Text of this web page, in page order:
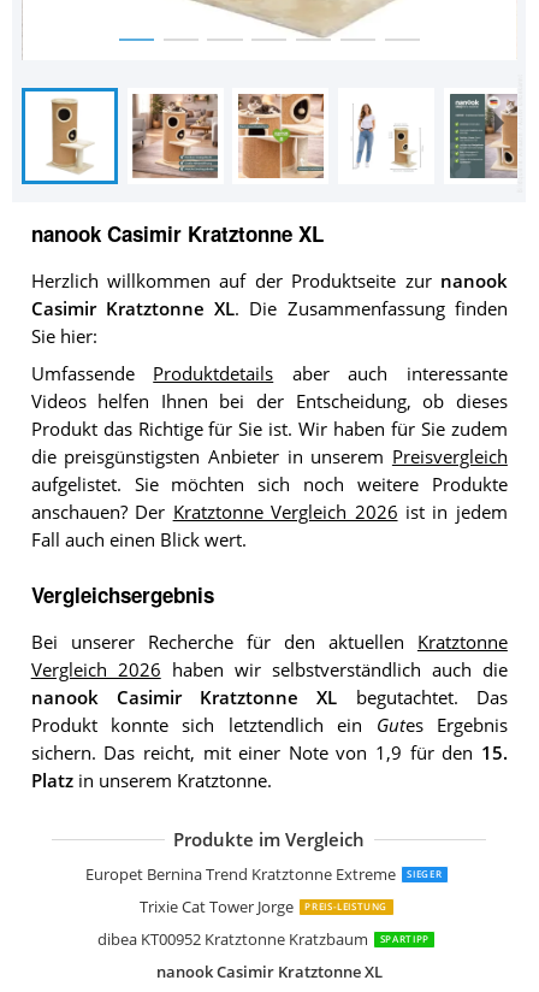
nanook Casimir Kratztonne XL
Herzlich willkommen auf der Produktseite zur nanook
Casimir Kratztonne XL. Die Zusammenfassung finden
Sie hier:
Umfassende Produktdetails aber auch interessante
Videos helfen Ihnen bei der Entscheidung, ob dieses
Produkt das Richtige für Sie ist. Wir haben für Sie zudem
die preisgünstigsten Anbieter in unserem Preisvergleich
aufgelistet. Sie möchten sich noch weitere Produkte
anschauen? Der Kratztonne Vergleich 2026 ist in jedem
Fall auch einen Blick wert.
Vergleichsergebnis
Bei unserer Recherche für den aktuellen Kratztonne
Vergleich 2026 haben wir selbstverständlich auch die
nanook Casimir Kratztonne XL begutachtet. Das
Produkt konnte sich letztendlich ein Gutes Ergebnis
sichern. Das reicht, mit einer Note von 1,9 für den 15.
Platzin unserem Kratztonne.
Produkte im Vergleich
Europet Bernina Trend Kratztonne Extreme SIEGER
Trixie Cat Tower Jorge PREIS-LEISTUNG
dibea KT00952 Kratztonne Kratzbaum SPARTIPP
nanook Casimir Kratztonne XL
dibea Kratztonne KT00912
nanook Kratztonne Amigo
AK for Pets Trend Kratztonne Extreme
Nobby Kratzbaum "DASHA II"
dibea KT00920 Kratztonne
RHRQuality Kratztonne Coony
Lemio Kratztonne Home
Nobby Kratzbaum DASHA IV
Nobby Kratzbaum DASHA III
nanook Kratztonne Condo
Petigi Kratztonne
M&G Techno Kratztonne
HTI-Line Kratztonne Kitty
Kerbl Kratztonne Galina
Petigi Kratztonne
Vesper 52094 Cubo Tower
Bontoy Katzenturm Buddy
nanook Katzen Kratztonne